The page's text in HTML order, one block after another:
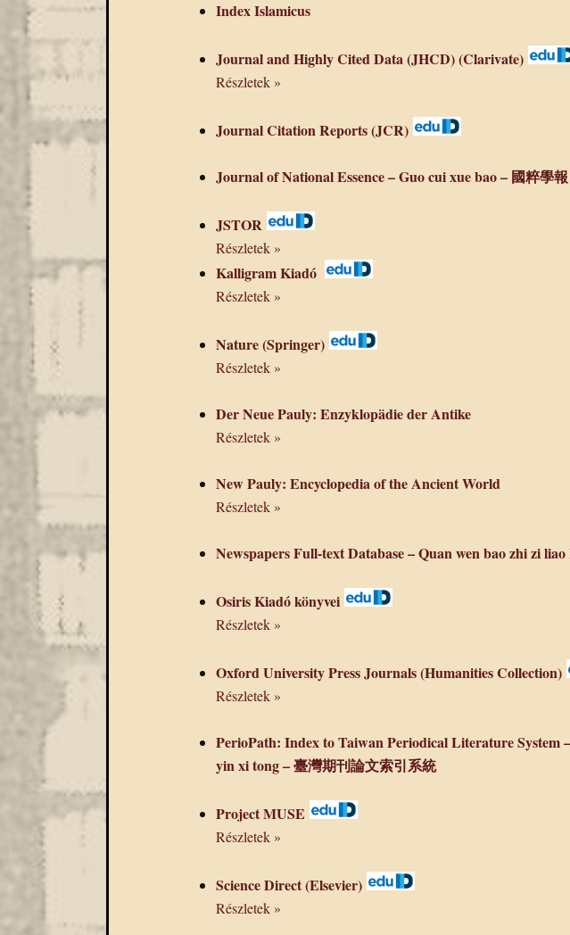
Index Islamicus
Journal and Highly Cited Data (JHCD)(Clarivate)
Részletek »
Journal Citation Reports (JCR)
Journal of National Essence – Guo cui xue bao – 國粹學報
JSTOR
Részletek »
Kalligram Kiadó
Részletek »
Nature (Springer)
Részletek »
Der Neue Pauly: Enzyklopädie der Antike
Részletek »
New Pauly: Encyclopedia of the Ancient World
Részletek »
Newspapers Full-text Database – Quan wen bao zhi zi
Osiris Kiadó könyvei
Részletek »
Oxford University Press Journals (Humanities Collection)
Részletek »
PerioPath: Index to Taiwan Periodical Literature System
yin xi tong – 臺灣期刊論文索引系統
Project MUSE
Részletek »
Science Direct (Elsevier)
Részletek »